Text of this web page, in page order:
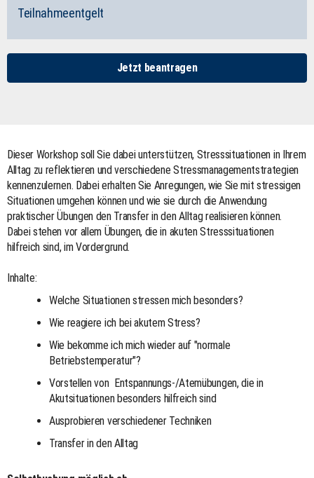
Teilnahmeentgelt
Jetzt beantragen
Dieser Workshop soll Sie dabei unterstützen, Stresssituationen in Ihrem
Alltag zu reflektieren und verschiedene Stressmanagementstrategien
kennenzulernen. Dabei erhalten Sie Anregungen, wie Sie mit stressigen
Situationen umgehen können und wie sie durch die Anwendung
praktischer Übungen den Transfer in den Alltag realisieren können.
Dabei stehen vor allem Übungen, die in akuten Stresssituationen
hilfreich sind, im Vordergrund.
Inhalte:
Welche Situationen stressen mich besonders?
Wie reagiere ich bei akutem Stress?
Wie bekomme ich mich wieder auf "normale
Betriebstemperatur"?
Vorstellen von Entspannungs-/Atemübungen, die in
Akutsituationen besonders hilfreich sind
Ausprobieren verschiedener Techniken
Transfer in den Alltag